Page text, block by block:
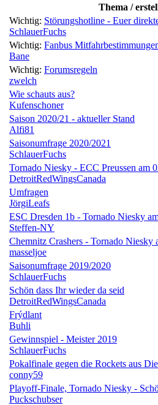
Thema /
Wichtig: Störungshotline - Euer
SchlauerFuchs
Wichtig: Fanbus
Bane
Wichtig: Forumsregeln
zwelch
Wie schauts aus?
Kufenschoner
Saison 2020/21 - aktueller Stand
Alfi81
Saisonumfrage 2020/2021
SchlauerFuchs
Tornado Niesky - ECC Preussen am
DetroitRedWingsCanada
Umfragen
JörgiLeafs
ESC Dresden 1b - Tornado Niesky
Steffen-NY
Chemnitz Crashers - Tornado Niesky
masseljoe
Saisonumfrage 2019/2020
SchlauerFuchs
Schön dass Ihr wieder da seid
DetroitRedWingsCanada
Frýdlant
Buhli
Gewinnspiel - Meister 2019
SchlauerFuchs
Pokalfinale gegen die Rockets aus
conny59
Playoff-Finale, Tornado Niesky -
Puckschubser